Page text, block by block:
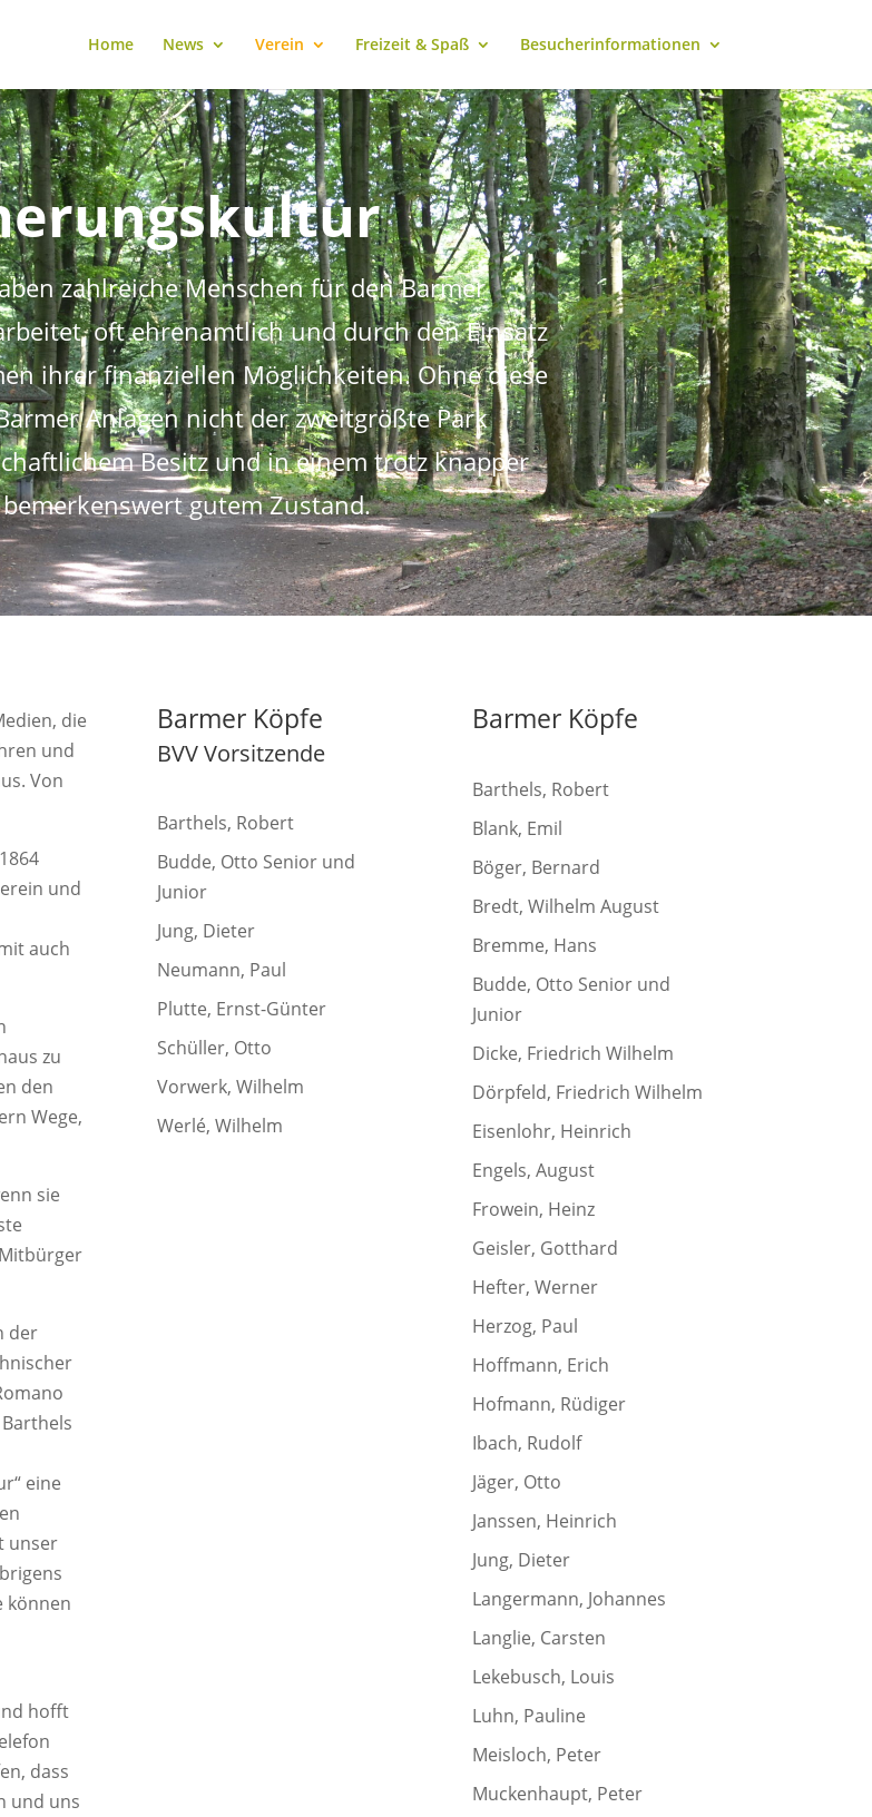
Home News Verein Freizeit & Spaß Besucherinformationen
zahlreiche Menschen für den Barmer
oft ehrenamtlich und durch den Einsatz
ihrer finanziellen Möglichkeiten. Ohne diese
Anlagen nicht der zweitgrößte Park
Besitz und in einem trotz knapper
gutem Zustand.
die
und
Von
und
auch
zu
den
Wege,
sie
der
eine
unser
können
hofft
dass
und uns
Barmer Köpfe
BVV Vorsitzende
Barthels, Robert
Budde, Otto Senior und
Junior
Jung, Dieter
Neumann, Paul
Plutte, Ernst-Günter
Schüller, Otto
Vorwerk, Wilhelm
Werlé, Wilhelm
Barmer Köpfe
Barthels, Robert
Blank, Emil
Böger, Bernard
Bredt, Wilhelm August
Bremme, Hans
Budde, Otto Senior und
Junior
Dicke, Friedrich Wilhelm
Dörpfeld, Friedrich Wilhelm
Eisenlohr, Heinrich
Engels, August
Frowein, Heinz
Geisler, Gotthard
Hefter, Werner
Herzog, Paul
Hoffmann, Erich
Hofmann, Rüdiger
Ibach, Rudolf
Jäger, Otto
Janssen, Heinrich
Jung, Dieter
Langermann, Johannes
Langlie, Carsten
Lekebusch, Louis
Luhn, Pauline
Meisloch, Peter
Muckenhaupt, Peter